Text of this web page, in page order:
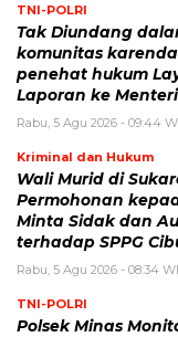
TNI-POLRI
Tak Diundang
komunitas
penehat hukum
Laporan ke Menteri
Rabu, 5 Agu 2026 - 09:44
Kriminal dan Hukum
Wali Murid di
Permohonan
Minta Sidak dan
terhadap SPPG
Rabu, 5 Agu 2026 - 08:34
TNI-POLRI
Polsek Minas